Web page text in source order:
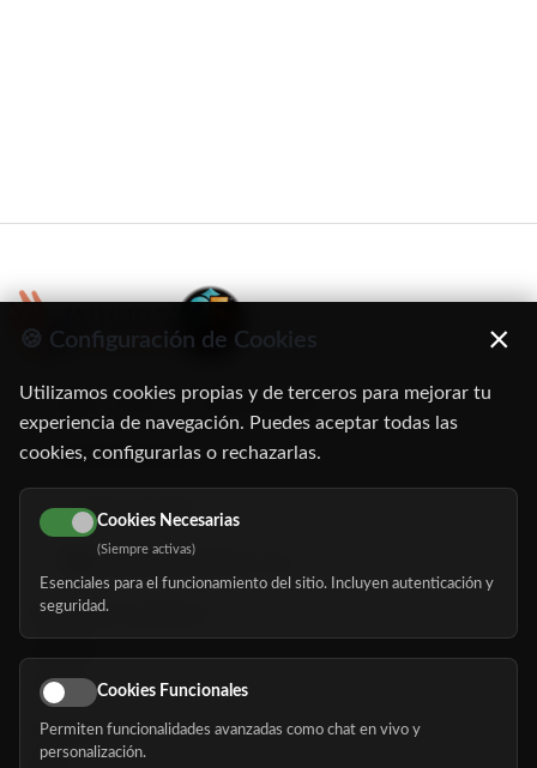
C/ Oruro, 11. 28016 Madrid
91 345 06 26
616 113 103
hola@mundomayor.com
Buscador de residencias
Eventos
Nosotros
🍪 Configuración de Cookies ×
Utilizamos cookies propias y de terceros para mejorar tu
experiencia de navegación. Puedes aceptar todas las
cookies, configurarlas o rechazarlas.
Cookies Necesarias
(Siempre activas)
Esenciales para el funcionamiento del sitio. Incluyen autenticación y
seguridad.
Cookies Funcionales
Permiten funcionalidades avanzadas como chat en vivo y
personalización.